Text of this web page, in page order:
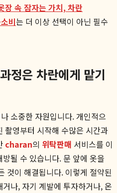
장 속 잠자는 가치, 차란
비는 더 이상 선택이 아닌 필수
정은 차란에게 맡기
소중한 자원입니다. 개인적으
촬영부터 시작해 수많은 시간과
charan의 위탁판매 서비스를 이
될 수 있습니다. 문 앞에 옷을
것이 해결됩니다. 이렇게 절약된
나, 자기 계발에 투자하거나, 온